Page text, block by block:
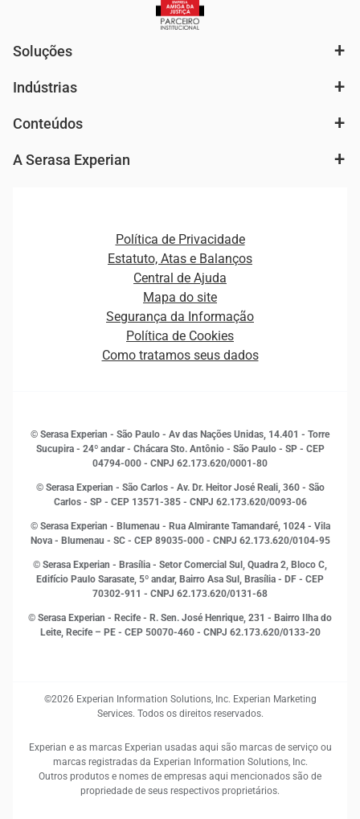
Soluções
Autenticação e Prevenção à Fraude
Cobrança e Recuperação de Dívidas
Plataformas e Motores de decisão
Indústrias
Fintechs
Conteúdos
Ver todo o conteúdo
Curso Gratuito de Saúde Financeira
Empreendedorismo
Estudos e Pesquisas
Inovação e Tecnologia
Leis e impostos
Marketing
Open Finance
Proteção de Dados
Sustentabilidade Corporativa
A Serasa Experian
Distribuidores e representantes
Estrutura Organizacional
Sala de Imprensa
Política de Privacidade
Estatuto, Atas e Balanços
Central de Ajuda
Mapa do site
Segurança da Informação
Política de Cookies
Como tratamos seus dados
© Serasa Experian - São Paulo - Av das Nações Unidas, 14.401 - Torre
Sucupira - 24º andar - Chácara Sto. Antônio - São Paulo - SP - CEP
04794-000 - CNPJ 62.173.620/0001-80
© Serasa Experian - São Carlos - Av. Dr. Heitor José Reali, 360 - São
Carlos - SP - CEP 13571-385 - CNPJ 62.173.620/0093-06
© Serasa Experian - Blumenau - Rua Almirante Tamandaré, 1024 - Vila
Nova - Blumenau - SC - CEP 89035-000 - CNPJ 62.173.620/0104-95
© Serasa Experian - Brasília - Setor Comercial Sul, Quadra 2, Bloco C,
Edifício Paulo Sarasate, 5º andar, Bairro Asa Sul, Brasília - DF - CEP
70302-911 - CNPJ 62.173.620/0131-68
© Serasa Experian - Recife - R. Sen. José Henrique, 231 - Bairro Ilha do
Leite, Recife – PE - CEP 50070-460 - CNPJ 62.173.620/0133-20
©2026 Experian Information Solutions, Inc. Experian Marketing
Services. Todos os direitos reservados.
Experian e as marcas Experian usadas aqui são marcas de serviço ou
marcas registradas da Experian Information Solutions, Inc.
Outros produtos e nomes de empresas aqui mencionados são de
propriedade de seus respectivos proprietários.